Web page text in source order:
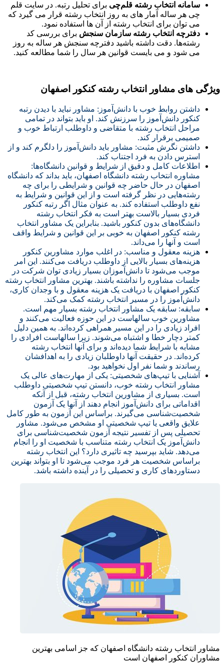
سامانه انتخاب رشته قلم‌چی برای تحلیل رتبه. در سایت قلم
چی هر ساله آمار های به روز انتخاب رشته قرار می گیرد که
می توان برای انتخاب رشته از آن ها استفاده نمود.
دفترچه انتخاب رشته سازمان سنجش برای بررسی کد
رشته‌ها. دقت داشته باشید دفترچه سنجش هر ساله به روز
می شود و می بایست قوانین هر سال را شما مطالعه کنید.
ویژگی های مشاور انتخاب رشته کنکور اصفهان
داشتن روابط خوب با دانش‌آموز: مشاور نباید با دیدن رتبه
کنکور دانش‌آموز را سرزنش کند. او باید بتواند در تمامی
مراحل انتخاب رشته با متقاضی و داوطلب ارتباط خوب و
صمیمی برقرار کند.
داشتن نگرش مثبت: مشاور باید دانش‌آموز را دلگرم کند و از
استرس دادن به فرد اجتناب کند.
اطلاعات کامل و دقیق از شرایط و قوانین دانشگاه‌ها:
مشاوره انتخاب رشته دانشگاه اصفهان، باید بداند که دانشگاه
اصفهان در حال حاضر چه قوانین و شرایطی را برای چه
رشته‌هایی در نظر گرفته است و از این قوانین و شرایط به
نفع داوطلب استفاده کند. به عنوان مثال اگر رتبه کنکور
فردی بسیار بالاست بهتر است به فکر انتخاب رشته
دانشگاه‌های بدون کنکور باشید. بنابراین یک مشاور انتخاب
رشته کنکور اصفهان به خوبی بر این قوانین و شرایط واقف
است و آنها را می‌داند.
هزینه معقول و مناسب: در اغلب موارد مشاورین کنکور
هزینه‌های بسیار بالایی از داوطلب دریافت می‌کنند. این امر
موجب می‌شود تا دانش‌آموزان بسیار زیادی توان شرکت در
جلسات مشاوره را نداشته باشند. بهترین مشاور انتخاب رشته
کنکور اصفهان با دریافت یک هزینه معقول و با وجدان کاری،
دانش‌آموز را در مسیر انتخاب رشته کمک می‌کند.
سابقه: سابقه یک مشاور انتخاب رشته بسیار مهم است.
مشاورین خوب سالهاست در این حوزه فعالیت می‌کنند و
افراد زیادی را در این مسیر همراهی کرده‌اند. به همین دلیل
کمتر دچار خطا و اشتباه می‌شوند. زیرا سالهاست افرادی را
مشابه با شرایط شما دیده‌اند و برای آنها انتخاب رشته
کرده‌اند. در حقیقت آنها داوطلبان زیادی را به اهدافشان
رساندند و شما نفر اول نخواهید بود.
آشنایی با تیپ‌های شخصیتی: یکی از مهارت‌های عالی یک
مشاور انتخاب رشته خوب، دانستن تیپ شخصیتی داوطلب
است. بسیاری از مشاورین انتخاب رشته، قبل از آنکه
اقداماتی برای دانش‌آموز انجام دهند از آنها یک آزمون
شخصیت‌شناسی می‌گیرند. براساس این آزمون به طور کامل
علایق واقعی یا تیپ شخصیتی او مشخص می‌شود. مشاور
تحصیلی پس از تفسیر نتیجه آزمون شخصیت‌شناسی برای
دانش‌آموز یک انتخاب رشته متناسب با شخصیت او را انجام
می‌دهد. شاید بپرسید چه تاثیری دارد؟ این انتخاب رشته
براساس شخصیت هر فرد موجب می‌شود تا او بتواند بهترین
دستاوردهای کاری و تحصیلی را در آینده داشته باشد.
مشاور انتخاب رشته دانشگاه اصفهان که جز اسامی بهترین
مشاوران کنکور اصفهان است